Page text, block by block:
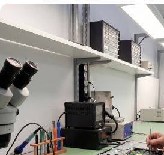
УЗНАТЬ СТОИМОСТЬ
РЕМОНТА ТЕЛЕВИЗОРА
«HYUNDAI»